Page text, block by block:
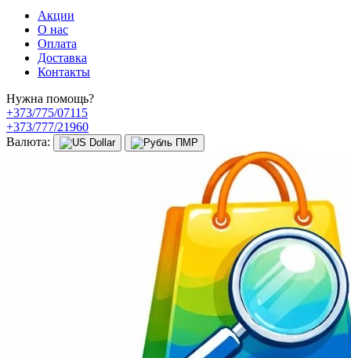
Акции
О нас
Оплата
Доставка
Контакты
Нужна помощь?
+373/775/07115
+373/777/21960
Валюта: